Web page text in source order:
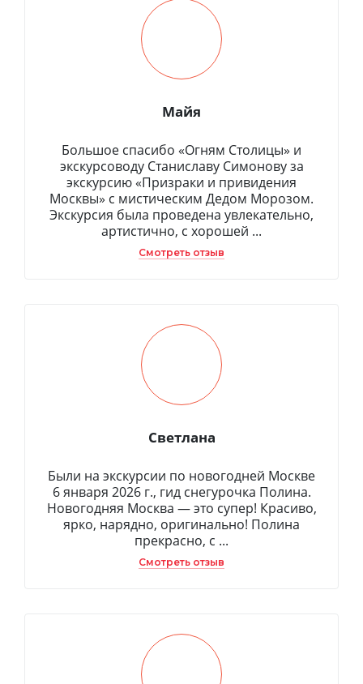
Майя
Большое спасибо «Огням Столицы» и
экскурсоводу Станиславу Симонову за
экскурсию «Призраки и привидения
Москвы» с мистическим Дедом Морозом.
Экскурсия была проведена увлекательно,
артистично, с хорошей ...
Смотреть отзыв
Светлана
Были на экскурсии по новогодней Москве
6 января 2026 г., гид снегурочка Полина.
Новогодняя Москва — это супер! Красиво,
ярко, нарядно, оригинально! Полина
прекрасно, с ...
Смотреть отзыв